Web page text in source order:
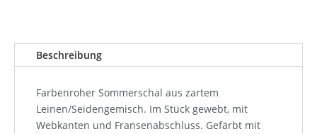
Beschreibung
Farbenroher Sommerschal aus zartem
Leinen/Seidengemisch. Im Stück gewebt, mit
Webkanten und Fransenabschluss. Gefärbt mit